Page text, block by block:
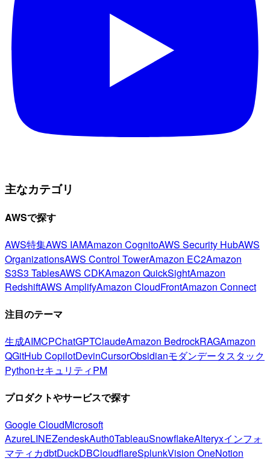
主なカテゴリ
AWSで探す
AWS特集AWS IAMAmazon CognitoAWS Security HubAWS
OrganizationsAWS Control TowerAmazon EC2Amazon
S3S3 TablesAWS CDKAmazon QuickSightAmazon
RedshiftAWS AmplifyAmazon CloudFrontAmazon Connect
注目のテーマ
生成AIMCPChatGPTClaudeAmazon BedrockRAGAmazon
QGitHub CopilotDevinCursorObsidianモダンデータスタック
PythonセキュリティPM
プロダクトやサービスで探す
Google CloudMicrosoft
AzureLINEZendeskAuth0TableauSnowflakeAlteryxインフォ
マティカdbtDuckDBCloudflareSplunkVision OneNotion